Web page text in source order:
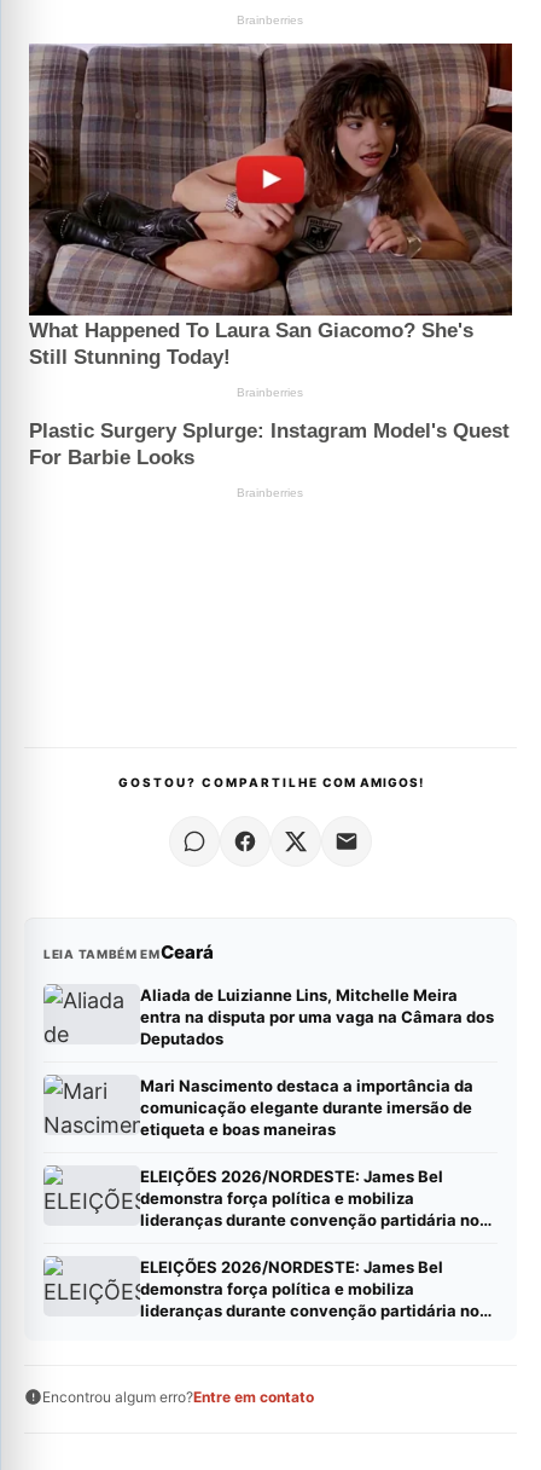
GOSTOU? COMPARTILHE COM AMIGOS!
LEIA TAMBÉM EMCeará
Aliada de Luizianne Lins, Mitchelle Meira
entra na disputa por uma vaga na Câmara dos
Deputados
Mari Nascimento destaca a importância da
comunicação elegante durante imersão de
etiqueta e boas maneiras
ELEIÇÕES 2026/NORDESTE: James Bel
demonstra força política e mobiliza
lideranças durante convenção partidária no
ELEIÇÕES 2026/NORDESTE: James Bel
demonstra força política e mobiliza
lideranças durante convenção partidária no
Encontrou algum erro?Entre em contato